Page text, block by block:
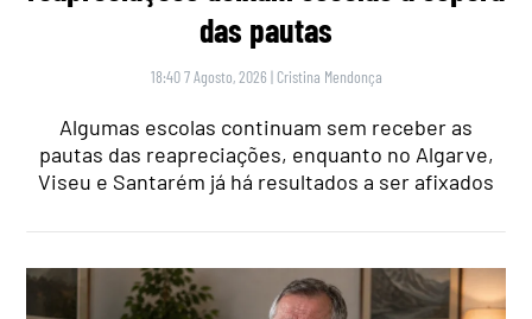
das pautas
18:40 7 Agosto, 2026 | Cristina Mendonça
Algumas escolas continuam sem receber as
pautas das reapreciações, enquanto no Algarve,
Viseu e Santarém já há resultados a ser afixados